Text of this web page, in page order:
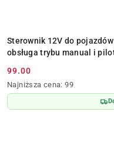
Sterownik 12V do
obsługa trybu manual i
Cena
promocyjna:
99.00
Najniższa
cena
z
Najniższa cena: 99